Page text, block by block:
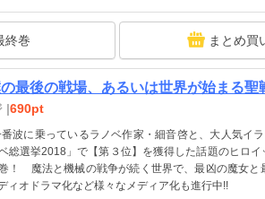
終巻 まとめ買
最後の戦場、あるいは世界が始まる聖
|690pt
波に乗っているラノベ作家・細音啓と、大人気イ
ベ総選挙2018」で【第３位】を獲得した話題のヒロ
！ 魔法と機械の戦争が続く世界で、最凶の魔女と
オドラマ化など様々なメディア化も進行中!!